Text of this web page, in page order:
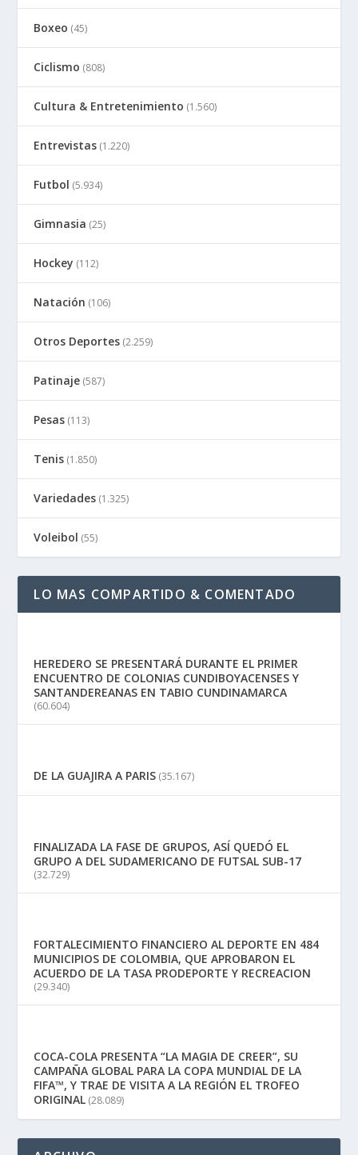
Boxeo (45)
Ciclismo (808)
Cultura & Entretenimiento (1.560)
Entrevistas (1.220)
Futbol (5.934)
Gimnasia (25)
Hockey (112)
Natación (106)
Otros Deportes (2.259)
Patinaje (587)
Pesas (113)
Tenis (1.850)
Variedades (1.325)
Voleibol (55)
LO MAS COMPARTIDO & COMENTADO
HEREDERO SE PRESENTARÁ DURANTE EL PRIMER
ENCUENTRO DE COLONIAS CUNDIBOYACENSES Y
SANTANDEREANAS EN TABIO CUNDINAMARCA
(60.604)
DE LA GUAJIRA A PARIS (35.167)
FINALIZADA LA FASE DE GRUPOS, ASÍ QUEDÓ EL
GRUPO A DEL SUDAMERICANO DE FUTSAL SUB-17
(32.729)
FORTALECIMIENTO FINANCIERO AL DEPORTE EN 484
MUNICIPIOS DE COLOMBIA, QUE APROBARON EL
ACUERDO DE LA TASA PRODEPORTE Y RECREACION
(29.340)
COCA-COLA PRESENTA “LA MAGIA DE CREER”, SU
CAMPAÑA GLOBAL PARA LA COPA MUNDIAL DE LA
FIFA™, Y TRAE DE VISITA A LA REGIÓN EL TROFEO
ORIGINAL (28.089)